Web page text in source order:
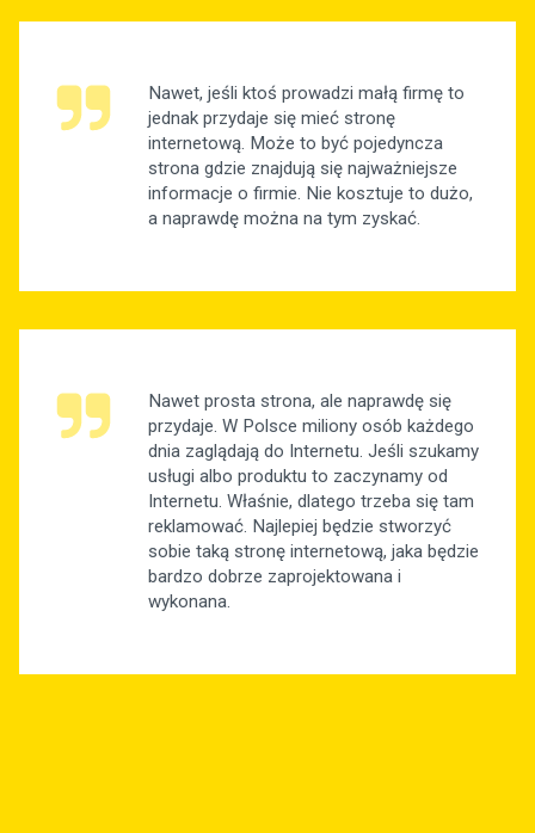
Nawet, jeśli ktoś prowadzi małą firmę to
jednak przydaje się mieć stronę
internetową. Może to być pojedyncza
strona gdzie znajdują się najważniejsze
informacje o firmie. Nie kosztuje to dużo,
a naprawdę można na tym zyskać.
Nawet prosta strona, ale naprawdę się
przydaje. W Polsce miliony osób każdego
dnia zaglądają do Internetu. Jeśli szukamy
usługi albo produktu to zaczynamy od
Internetu. Właśnie, dlatego trzeba się tam
reklamować. Najlepiej będzie stworzyć
sobie taką stronę internetową, jaka będzie
bardzo dobrze zaprojektowana i
wykonana.